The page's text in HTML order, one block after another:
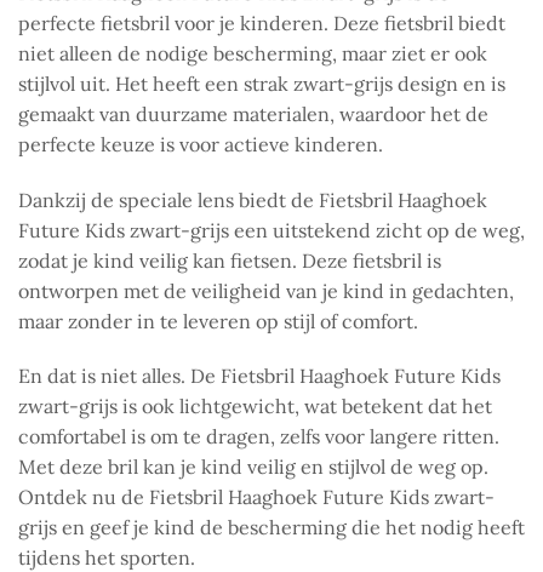
perfecte fietsbril voor je kinderen. Deze fietsbril biedt
niet alleen de nodige bescherming, maar ziet er ook
stijlvol uit. Het heeft een strak zwart-grijs design en is
gemaakt van duurzame materialen, waardoor het de
perfecte keuze is voor actieve kinderen.
Dankzij de speciale lens biedt de Fietsbril Haaghoek
Future Kids zwart-grijs een uitstekend zicht op de weg,
zodat je kind veilig kan fietsen. Deze fietsbril is
ontworpen met de veiligheid van je kind in gedachten,
maar zonder in te leveren op stijl of comfort.
En dat is niet alles. De Fietsbril Haaghoek Future Kids
zwart-grijs is ook lichtgewicht, wat betekent dat het
comfortabel is om te dragen, zelfs voor langere ritten.
Met deze bril kan je kind veilig en stijlvol de weg op.
Ontdek nu de Fietsbril Haaghoek Future Kids zwart-
grijs en geef je kind de bescherming die het nodig heeft
tijdens het sporten.